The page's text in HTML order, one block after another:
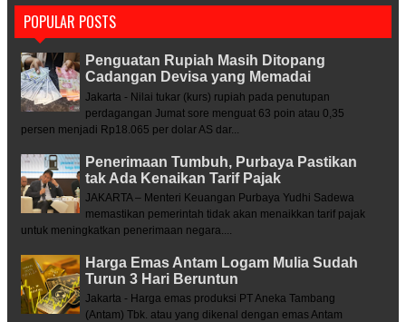
POPULAR POSTS
Penguatan Rupiah Masih Ditopang
Cadangan Devisa yang Memadai
Jakarta - Nilai tukar (kurs) rupiah pada penutupan
perdagangan Jumat sore menguat 63 poin atau 0,35
persen menjadi Rp18.065 per dolar AS dar...
Penerimaan Tumbuh, Purbaya Pastikan
tak Ada Kenaikan Tarif Pajak
JAKARTA – Menteri Keuangan Purbaya Yudhi Sadewa
memastikan pemerintah tidak akan menaikkan tarif pajak
untuk meningkatkan penerimaan negara....
Harga Emas Antam Logam Mulia Sudah
Turun 3 Hari Beruntun
Jakarta - Harga emas produksi PT Aneka Tambang
(Antam) Tbk. atau yang dikenal dengan emas Antam